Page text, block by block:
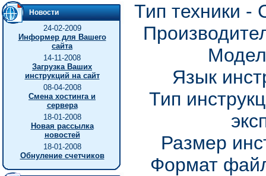
Новости
24-02-2009
Информер для Вашего
сайта
14-11-2008
Загрузка Ваших
инструкций на сайт
08-04-2008
Смена хостинга и
сервера
18-01-2008
Новая рассылка
новостей
18-01-2008
Обнуление счетчиков
Тип техники
Язык
Тип
Размер
Формат